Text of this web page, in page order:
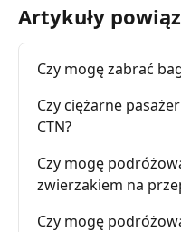
Artykuły
Czy mogę zabrać
Czy ciężarne
CTN?
Czy mogę
zwierzakiem na
Czy mogę